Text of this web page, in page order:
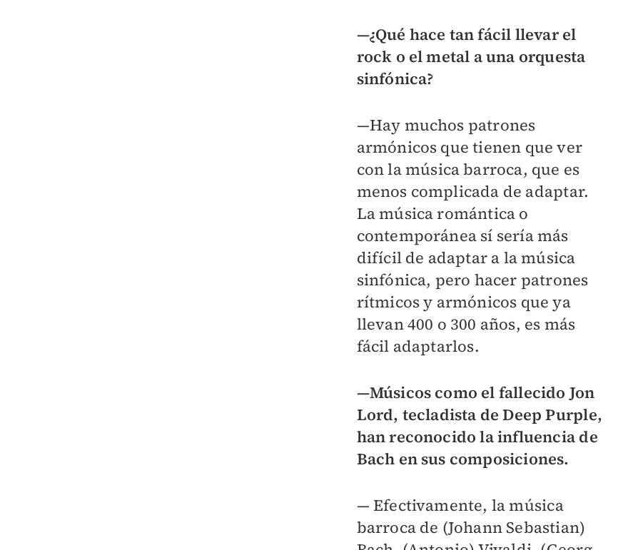
—¿Qué hace tan fácil llevar el
rock o el metal a una orquesta
sinfónica?
—Hay muchos patrones
armónicos que tienen que ver
con la música barroca, que es
menos complicada de adaptar.
La música romántica o
contemporánea sí sería más
difícil de adaptar a la música
sinfónica, pero hacer patrones
rítmicos y armónicos que ya
llevan 400 o 300 años, es más
fácil adaptarlos.
—Músicos como el fallecido Jon
Lord, tecladista de Deep Purple,
han reconocido la influencia de
Bach en sus composiciones.
— Efectivamente, la música
barroca de (Johann Sebastian)